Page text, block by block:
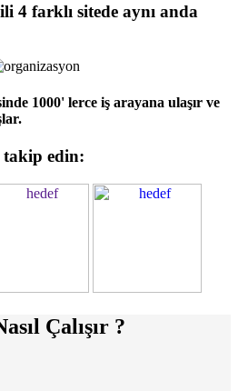
4 farklı sitede aynı anda
1000' lerce iş arayana ulaşır ve
takip edin:
Çalışır ?